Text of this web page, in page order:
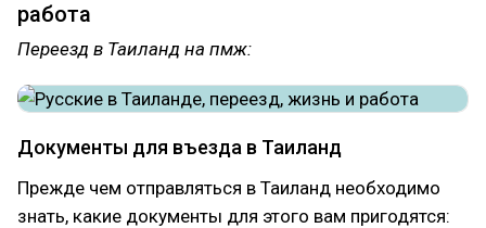
работа
Переезд в Таиланд на пмж:
Документы для въезда в Таиланд
Прежде чем отправляться в Таиланд необходимо
знать, какие документы для этого вам пригодятся: